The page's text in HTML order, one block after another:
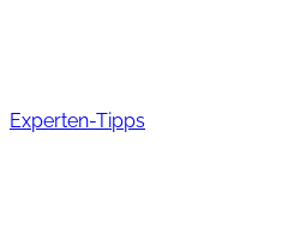
Experten-Tipps